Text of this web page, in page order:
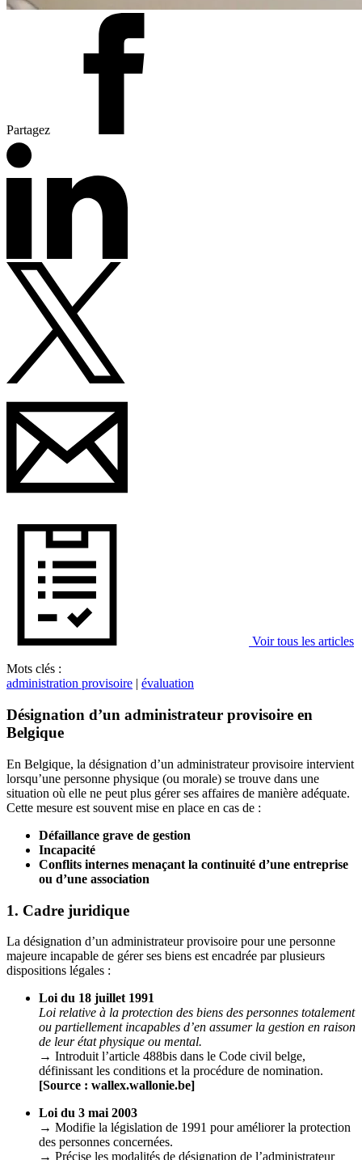
Partagez
Voir tous les articles
Mots clés :
administration provisoire | évaluation
Désignation d’un administrateur provisoire en
Belgique
En Belgique, la désignation d’un administrateur provisoire intervient
lorsqu’une personne physique (ou morale) se trouve dans une
situation où elle ne peut plus gérer ses affaires de manière adéquate.
Cette mesure est souvent mise en place en cas de :
Défaillance grave de gestion
Incapacité
Conflits internes menaçant la continuité d’une entreprise
ou d’une association
1. Cadre juridique
La désignation d’un administrateur provisoire pour une personne
majeure incapable de gérer ses biens est encadrée par plusieurs
dispositions légales :
Loi du 18 juillet 1991
Loi relative à la protection des biens des personnes totalement
ou partiellement incapables d’en assumer la gestion en raison
de leur état physique ou mental.
→ Introduit l’article 488bis dans le Code civil belge,
définissant les conditions et la procédure de nomination.
[Source : wallex.wallonie.be]
Loi du 3 mai 2003
→ Modifie la législation de 1991 pour améliorer la protection
des personnes concernées.
→ Précise les modalités de désignation de l’administrateur